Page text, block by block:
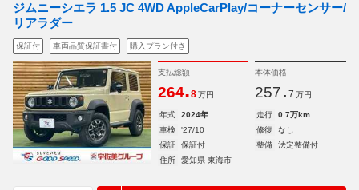
ジムニーシエラ 1.5 JC 4WD AppleCarPlay/コーナーセンサー/
リアラダー
保証付 車両品質保証書付 購入プラン付き
支払総額
264.8 万円
本体価格
257. 7 万円
年式 2024年 走行
0.7万km
車検
'27/10 修復
なし
保証
保証付 整備
法定整備付
住所
愛知県 東海市